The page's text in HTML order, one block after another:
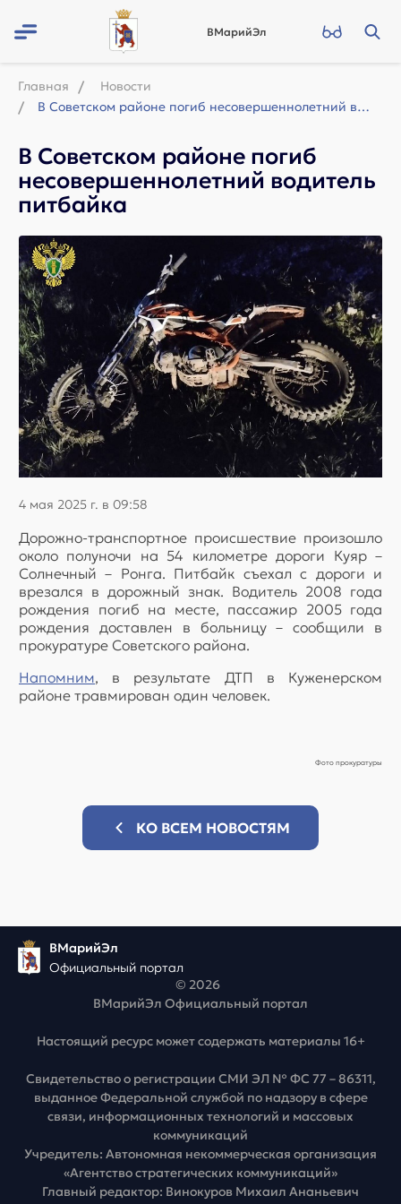
ВМарийЭл
Главная
Новости
В Советском районе погиб несовершеннолетний водитель питбайка
В Советском районе погиб
несовершеннолетний водитель
питбайка
4 мая 2025 г. в 09:58
Дорожно-транспортное происшествие произошло
около полуночи на 54 километре дороги Куяр –
Солнечный – Ронга. Питбайк съехал с дороги и
врезался в дорожный знак. Водитель 2008 года
рождения погиб на месте, пассажир 2005 года
рождения доставлен в больницу – сообщили в
прокуратуре Советского района.
Напомним, в результате ДТП в Куженерском
районе травмирован один человек.
Фото прокуратуры
КО ВСЕМ НОВОСТЯМ
ВМарийЭл
Официальный портал
© 2026
ВМарийЭл Официальный портал
Настоящий ресурс может содержать материалы 16+
Свидетельство о регистрации СМИ ЭЛ № ФС 77 – 86311,
выданное Федеральной службой по надзору в сфере
связи, информационных технологий и массовых
коммуникаций
Учредитель: Автономная некоммерческая организация
«Агентство стратегических коммуникаций»
Главный редактор: Винокуров Михаил Ананьевич